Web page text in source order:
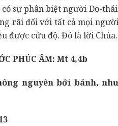
sự phân biệt người Do-
rãi đối với tất cả mọi
được cứu độ. Đó là lời Chúa.
PHÚC ÂM: Mt 4,4b
nguyên bởi bánh,